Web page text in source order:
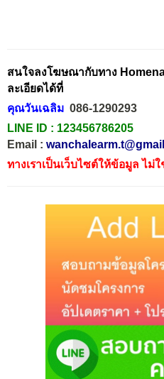
สนใจลงโฆษณากับทาง
ละเอียดได้ที่
คุณวันเฉลิม 086-1290293
LINE ID : 123456786205
Email :
ทางเราเป็นเว็บไซต์ให้ข้อมูล ไม่